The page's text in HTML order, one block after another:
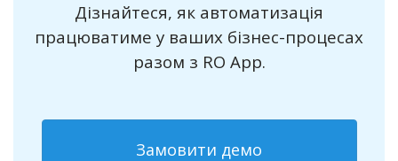
Дізнайтеся, як автоматизація
працюватиме у ваших бізнес-процесах
разом з RO App.
Замовити демо